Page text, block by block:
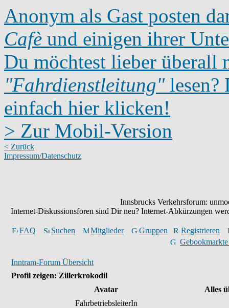
Anonym als Gast posten
Cafè und einigen ihrer
Du möchtest lieber überall
"Fahrdienstleitung"lesen?
einfach hier klicken!
> Zur Mobil-Version
< Zurück
Impressum/Datenschutz
Innsbrucks Verkehrsforum:
Internet-Diskussionsforen sind Dir neu? Internet-Abkürzungen
FAQ Suchen Mitglieder Gruppen
Registrieren
Inntram-Forum Übersicht
Profil zeigen: Zillerkrokodil
Avatar
Alles
FahrbetriebsleiterIn